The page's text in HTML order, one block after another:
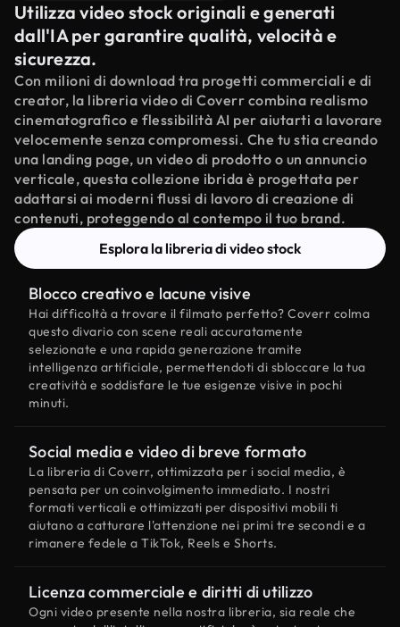
Utilizza video stock originali e generati
dall'IA per garantire qualità, velocità e
sicurezza.
Con milioni di download tra progetti commerciali e di
creator, la libreria video di Coverr combina realismo
cinematografico e flessibilità AI per aiutarti a lavorare
velocemente senza compromessi. Che tu stia creando
una landing page, un video di prodotto o un annuncio
verticale, questa collezione ibrida è progettata per
adattarsi ai moderni flussi di lavoro di creazione di
contenuti, proteggendo al contempo il tuo brand.
Esplora la libreria di video stock
Blocco creativo e lacune visive
Hai difficoltà a trovare il filmato perfetto? Coverr colma
questo divario con scene reali accuratamente
selezionate e una rapida generazione tramite
intelligenza artificiale, permettendoti di sbloccare la tua
creatività e soddisfare le tue esigenze visive in pochi
minuti.
Social media e video di breve formato
La libreria di Coverr, ottimizzata per i social media, è
pensata per un coinvolgimento immediato. I nostri
formati verticali e ottimizzati per dispositivi mobili ti
aiutano a catturare l'attenzione nei primi tre secondi e a
rimanere fedele a TikTok, Reels e Shorts.
Licenza commerciale e diritti di utilizzo
Ogni video presente nella nostra libreria, sia reale che